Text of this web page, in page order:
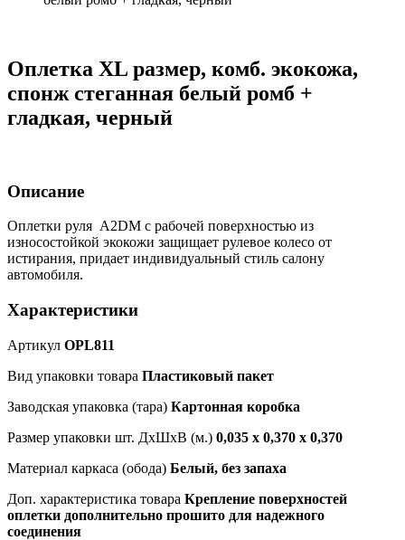
Оплетка XL размер, комб. экокожа,
спонж стеганная белый ромб +
гладкая, черный
Описание
Оплетки руля A2DM с рабочей поверхностью из
износостойкой экокожи защищает рулевое колесо от
истирания, придает индивидуальный стиль салону
автомобиля.
Характеристики
Артикул OPL811
Вид упаковки товара Пластиковый пакет
Заводская упаковка (тара) Картонная коробка
Размер упаковки шт. ДхШхВ (м.) 0,035 х 0,370 х 0,370
Материал каркаса (обода) Белый, без запаха
Доп. характеристика товара Крепление поверхностей
оплетки дополнительно прошито для надежного
соединения